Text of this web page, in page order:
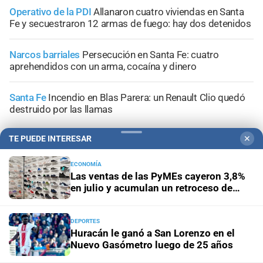
Operativo de la PDI Allanaron cuatro viviendas en Santa
Fe y secuestraron 12 armas de fuego: hay dos detenidos
Narcos barriales Persecución en Santa Fe: cuatro
aprehendidos con un arma, cocaína y dinero
Santa Fe Incendio en Blas Parera: un Renault Clio quedó
destruido por las llamas
+Información General
TE PUEDE INTERESAR ✕
ECONOMÍA
Las ventas de las PyMEs cayeron 3,8%
en julio y acumulan un retroceso de
DEPORTES
Huracán le ganó a San Lorenzo en el
Nuevo Gasómetro luego de 25 años